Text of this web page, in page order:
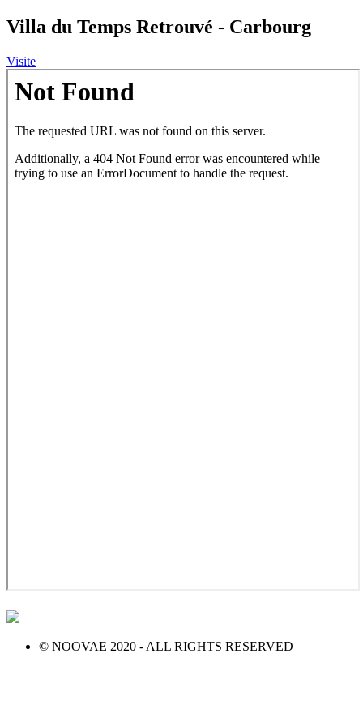
Villa du Temps Retrouvé - Carbourg
Visite
© NOOVAE 2020 - ALL RIGHTS RESERVED